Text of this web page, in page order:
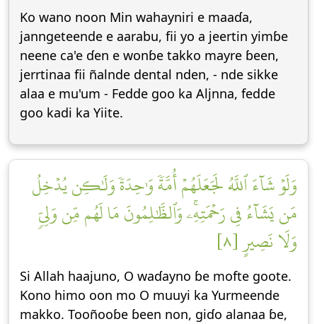
Ko wano noon Min wahayniri e maaɗa,
janngeteende e aarabu, fii yo a jeertin yimɓe
neene ca'e ɗen e wonɓe takko mayre ɓeen,
jerrtinaa fii ñalnde dental nden, - nde sikke
alaa e mu'um - Fedde goo ka Aljnna, fedde
goo kadi ka Yiite.
وَلَوۡ شَآءَ ٱللَّهُ لَجَعَلَهُمۡ أُمَّةٗ وَٰحِدَةٗ وَلَٰكِن يُدۡخِلُ
مَن يَشَآءُ فِي رَحۡمَتِهِۦۚ وَٱلظَّٰلِمُونَ مَا لَهُم مِّن وَلِيّٖ
وَلَا نَصِيرٍ [٨]
Si Allah haajuno, O waɗayno ɓe mofte goote.
Kono himo oon mo O muuyi ka Yurmeende
makko. Tooñooɓe ɓeen non, giɗo alanaa ɓe,